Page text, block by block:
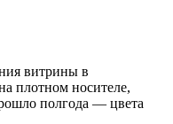
витрины в
плотном носителе,
полгода — цвета